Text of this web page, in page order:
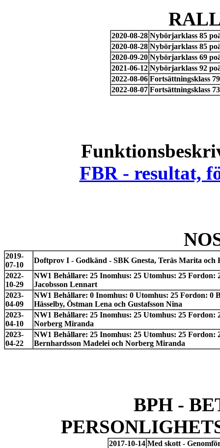
2020-08-28 Nybörjarklass 85
2020-08-28 Nybörjarklass 85
2020-09-20 Nybörjarklass 69
2021-06-12 Nybörjarklass 92
2022-08-06 Fortsättningsklass
2022-08-07 Fortsättningsklass
FBR - resultat,
2019-
07-10
Doftprov I - Godkänd - SBK Gnesta, Teräs Marita och
2022-
10-29
NW1 Behållare: 25 Inomhus: 25 Utomhus: 25
Jacobsson Lennart
2023-
04-09
NW1 Behållare: 0 Inomhus: 0 Utomhus: 25 Fordon: 0
Hässelby, Östman Lena och Gustafsson Nina
2023-
04-10
NW1 Behållare: 25 Inomhus: 25 Utomhus: 25
Norberg Miranda
2023-
04-22
NW1 Behållare: 25 Inomhus: 25 Utomhus: 25
Bernhardsson Madelei och Norberg Miranda
BPH -
2017-10-14 Med skott -